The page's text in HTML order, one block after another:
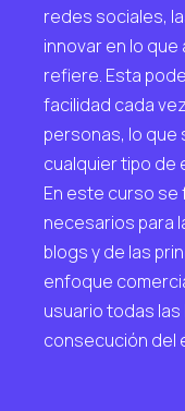
redes sociales,
innovar en lo
refiere. Esta
facilidad cada
personas, lo que
cualquier tipo de
En este curso
necesarios para
blogs y de las
enfoque
usuario todas
consecución del